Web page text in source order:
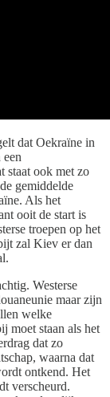
dat Oekraïne in
staat ook met zo
gemiddelde
Als het
ooit de start is
troepen op het
zal Kiev er dan
Westerse
maar zijn
welke
moet staan als het
dat zo
waarna dat
ontkend. Het
verscheurd.